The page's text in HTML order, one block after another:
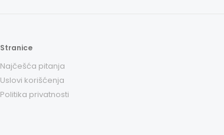
Stranice
Najčešća pitanja
Uslovi korišćenja
Politika privatnosti